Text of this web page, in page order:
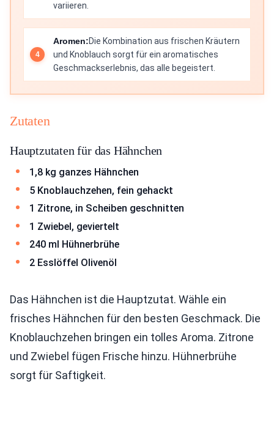
variieren.
Aromen:Die Kombination aus frischen Kräutern
und Knoblauch sorgt für ein aromatisches
Geschmackserlebnis, das alle begeistert.
Zutaten
Hauptzutaten für das Hähnchen
1,8 kg ganzes Hähnchen
5 Knoblauchzehen, fein gehackt
1 Zitrone, in Scheiben geschnitten
1 Zwiebel, geviertelt
240 ml Hühnerbrühe
2 Esslöffel Olivenöl
Das Hähnchen ist die Hauptzutat. Wähle ein
frisches Hähnchen für den besten Geschmack. Die
Knoblauchzehen bringen ein tolles Aroma. Zitrone
und Zwiebel fügen Frische hinzu. Hühnerbrühe
sorgt für Saftigkeit.